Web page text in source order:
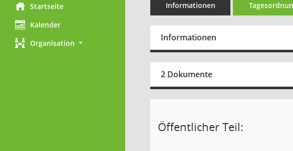
Startseite
Kalender
Organisation
Informationen
Informationen
2 Dokumente
Öffentlicher Teil: